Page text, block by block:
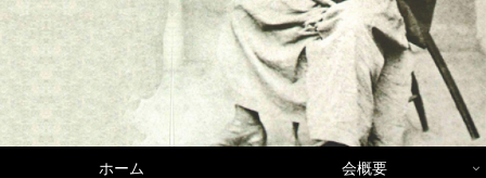
ホーム 会概要